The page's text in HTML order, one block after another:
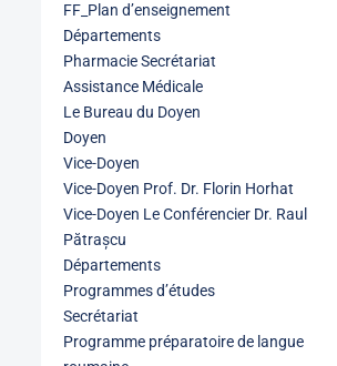
FF_Plan d’enseignement
Départements
Pharmacie Secrétariat
Assistance Médicale
Le Bureau du Doyen
Doyen
Vice-Doyen
Vice-Doyen Prof. Dr. Florin Horhat
Vice-Doyen Le Conférencier Dr. Raul
Pătrașcu
Départements
Programmes d’études
Secrétariat
Programme préparatoire de langue